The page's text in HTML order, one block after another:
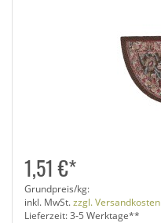
1,51 €*
Grundpreis/kg:
inkl. MwSt.zzgl. Versandkosten
Lieferzeit: 3-5 Werktage**